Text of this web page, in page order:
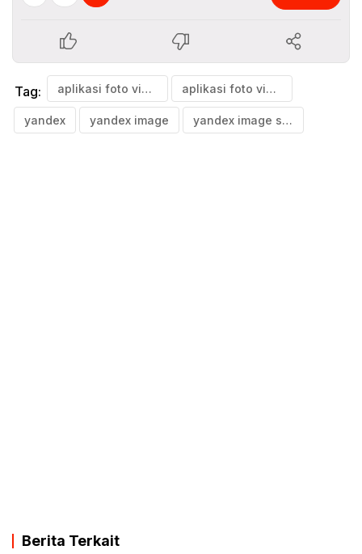
Tag: aplikasi foto video aplikasi foto video boleh korea
yandex yandex image yandex image search apk
Berita Terkait